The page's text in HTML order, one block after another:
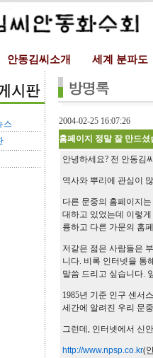
안동김씨소개 세계 분파도
스
2004-02-25 16:07:26
홈페이지 정말 잘 만드셨
안녕하세요? 전 안동김
역사와 뿌리에 관심이
다른 문중의 홈페이지
대하고 있었는데 이렇
륭하고 다른 가문의 홈
저같은 젊은 사람들은
니다. 비록 인터넷을 통
말씀 드리고 싶습니다.
1985년 기준 인구 센서
세간에 알려진 우리 문
그런데, 인터넷에서 신
http://www.npsp.co.kr(